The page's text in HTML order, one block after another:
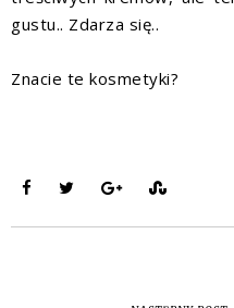
gustu.. Zdarza się..
Znacie te kosmetyki?